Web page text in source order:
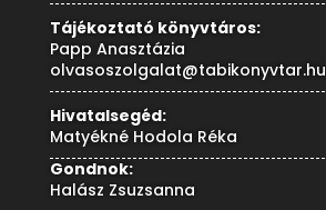
Tájékoztató könyvtáros:
Papp Anasztázia
olvasoszolgalat@tabikonyvtar.hu
Hivatalsegéd:
Matyékné Hodola Réka
Gondnok:
Halász Zsuzsanna